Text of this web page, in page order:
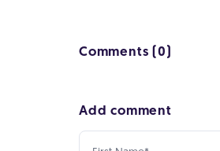
Comments (0)
Add comment